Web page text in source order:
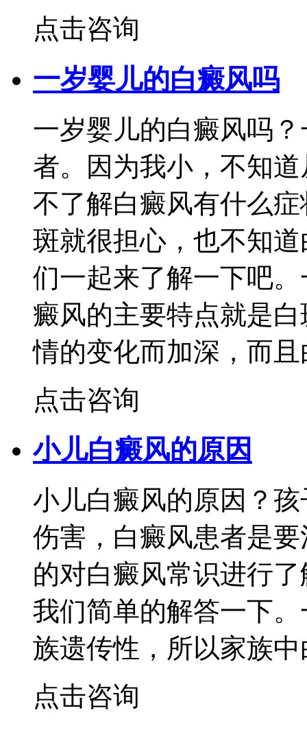
点击咨询
一岁婴儿的白癜风吗
一岁婴儿的白癜风吗
者。因为我小，不知
不了解白癜风有什么
斑就很担心，也不知
们一起来了解一下吧
癜风的主要特点就是
情的变化而加深，而
点击咨询
小儿白癜风的原因
小儿白癜风的原因？
伤害，白癜风患者是
的对白癜风常识进行
我们简单的解答一下
族遗传性，所以家族
点击咨询